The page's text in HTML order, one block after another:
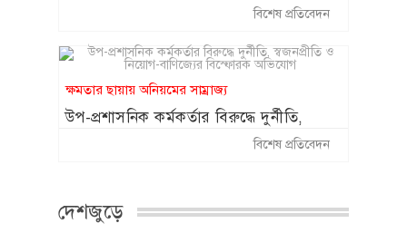
বিরুদ্ধে ঠিকাদারি সম্পৃক্ততা সহ নানানবিশেষ প্রতিবেদন
ক্ষমতার ছায়ায় অনিয়মের সাম্রাজ্য
উপ-প্রশাসনিক কর্মকর্তার বিরুদ্ধে দুর্নীতি,
স্বজনপ্রীতি ও নিয়োগ-বাণিজ্যের বিস্ফোরক
বিশেষ প্রতিবেদন
দেশজুড়ে